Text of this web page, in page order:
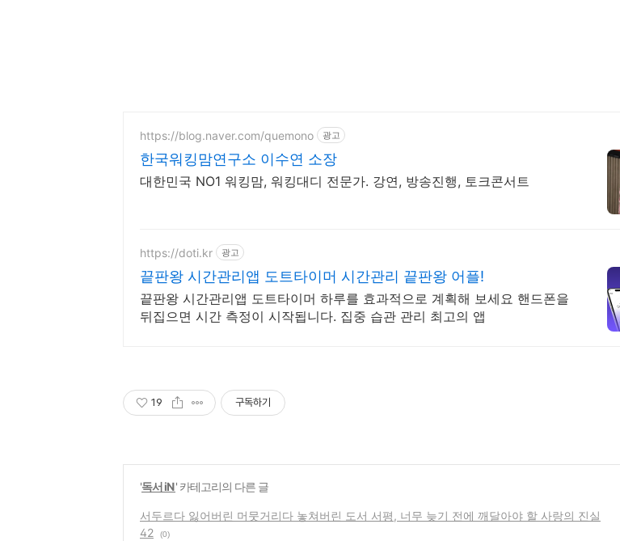
https://blog.naver.com/quemono 광고
한국워킹맘연구소 이수연 소장
대한민국 NO1 워킹맘, 워킹대디 전문가. 강연, 방송진행, 토크콘서트
https://doti.kr 광고
끝판왕 시간관리앱 도트타이머 시간관리 끝판왕 어플!
끝판왕 시간관리앱 도트타이머 하루를 효과적으로 계획해 보세요 핸드폰을
뒤집으면 시간 측정이 시작됩니다. 집중 습관 관리 최고의 앱
19 구독하기
'독서 iN' 카테고리의 다른 글
서두르다 잃어버린 머뭇거리다 놓쳐버린 도서 서평, 너무 늦기 전에 깨달아야 할 사랑의 진실
42
(0)